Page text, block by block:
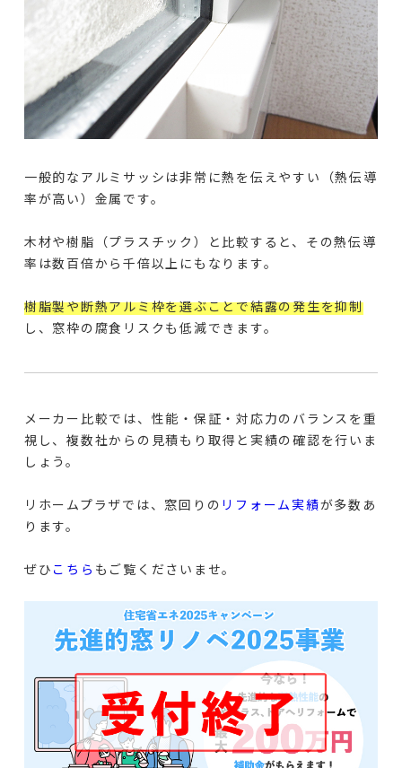
一般的なアルミサッシは非常に熱を伝えやすい（熱伝導
率が高い）金属です。
木材や樹脂（プラスチック）と比較すると、その熱伝導
率は数百倍から千倍以上にもなります。
樹脂製や断熱アルミ枠を選ぶことで結露の発生を抑制
し、窓枠の腐食リスクも低減できます。
メーカー比較では、性能・保証・対応力のバランスを重
視し、複数社からの見積もり取得と実績の確認を行いま
しょう。
リホームプラザでは、窓回りの リフォーム実績が多数あ
ります。
ぜひ こちら もご覧くださいませ。